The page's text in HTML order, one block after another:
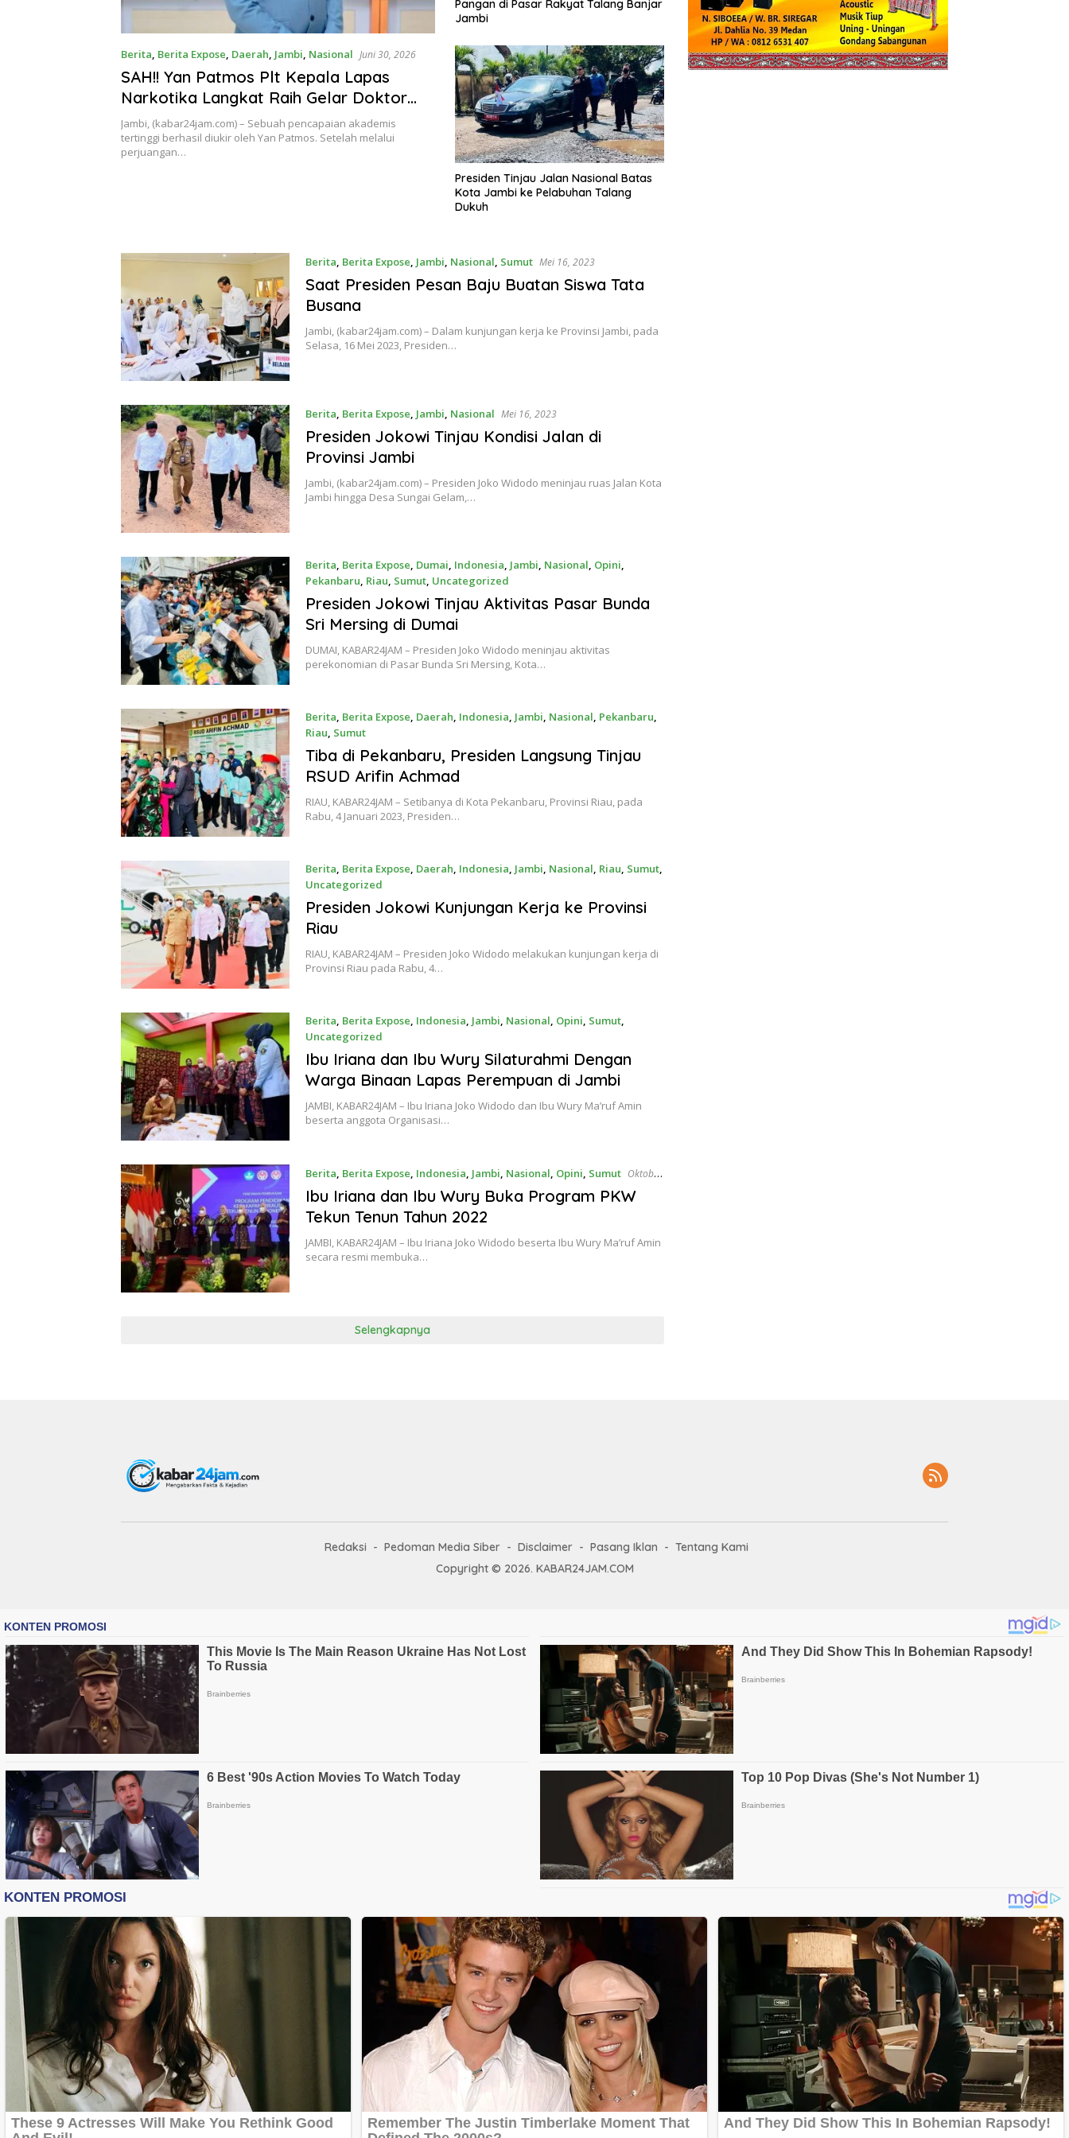
Berita, Berita Expose, Daerah, Jambi, Nasional Juni 30, 2026
SAH!! Yan Patmos Plt Kepala Lapas
Narkotika Langkat Raih Gelar Doktor
Ilmu Hukum
Jambi, (kabar24jam.com) – Sebuah pencapaian akademis
tertinggi berhasil diukir oleh Yan Patmos. Setelah melalui
perjuangan…
Pangan di Pasar Rakyat Talang Banjar
Jambi
Presiden Tinjau Jalan Nasional Batas
Kota Jambi ke Pelabuhan Talang
Dukuh
Berita, Berita Expose, Jambi, Nasional, Sumut Mei 16, 2023
Saat Presiden Pesan Baju Buatan Siswa Tata
Busana
Jambi, (kabar24jam.com) – Dalam kunjungan kerja ke Provinsi Jambi, pada
Selasa, 16 Mei 2023, Presiden…
Berita, Berita Expose, Jambi, Nasional Mei 16, 2023
Presiden Jokowi Tinjau Kondisi Jalan di
Provinsi Jambi
Jambi, (kabar24jam.com) – Presiden Joko Widodo meninjau ruas Jalan Kota
Jambi hingga Desa Sungai Gelam,…
Berita, Berita Expose, Dumai, Indonesia, Jambi, Nasional, Opini,
Pekanbaru, Riau, Sumut, Uncategorized
Januari 5, 2023
Presiden Jokowi Tinjau Aktivitas Pasar Bunda
Sri Mersing di Dumai
DUMAI, KABAR24JAM – Presiden Joko Widodo meninjau aktivitas
perekonomian di Pasar Bunda Sri Mersing, Kota…
Berita, Berita Expose, Daerah, Indonesia, Jambi, Nasional, Pekanbaru,
Riau, Sumut
Januari 4, 2023
Tiba di Pekanbaru, Presiden Langsung Tinjau
RSUD Arifin Achmad
RIAU, KABAR24JAM – Setibanya di Kota Pekanbaru, Provinsi Riau, pada
Rabu, 4 Januari 2023, Presiden…
Berita, Berita Expose, Daerah, Indonesia, Jambi, Nasional, Riau, Sumut,
Uncategorized
Januari 4, 2023
Presiden Jokowi Kunjungan Kerja ke Provinsi
Riau
RIAU, KABAR24JAM – Presiden Joko Widodo melakukan kunjungan kerja di
Provinsi Riau pada Rabu, 4…
Berita, Berita Expose, Indonesia, Jambi, Nasional, Opini, Sumut,
Uncategorized
Oktober 20, 2022
Ibu Iriana dan Ibu Wury Silaturahmi Dengan
Warga Binaan Lapas Perempuan di Jambi
JAMBI, KABAR24JAM – Ibu Iriana Joko Widodo dan Ibu Wury Ma’ruf Amin
beserta anggota Organisasi…
Berita, Berita Expose, Indonesia, Jambi, Nasional, Opini, Sumut Oktober
20, 2022
Ibu Iriana dan Ibu Wury Buka Program PKW
Tekun Tenun Tahun 2022
JAMBI, KABAR24JAM – Ibu Iriana Joko Widodo beserta Ibu Wury Ma’ruf Amin
secara resmi membuka…
Selengkapnya
Redaksi Pedoman Media Siber Disclaimer Pasang Iklan
Tentang Kami
Copyright © 2026. KABAR24JAM.COM